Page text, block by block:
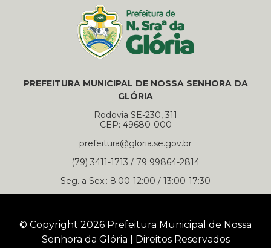
PREFEITURA MUNICIPAL DE NOSSA SENHORA DA
GLÓRIA
Rodovia SE-230, 311
CEP: 49680-000
prefeitura@gloria.se.gov.br
(79) 3411-1713 / 79 99864-2814
Seg. a Sex.: 8:00-12:00 / 13:00-17:30
© Copyright 2026 Prefeitura Municipal de Nossa
Senhora da Glória | Direitos Reservados